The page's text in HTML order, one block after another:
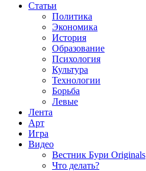
Статьи
Политика
Экономика
История
Образование
Психология
Культура
Технологии
Борьба
Левые
Лента
Арт
Игра
Видео
Вестник Бури Originals
Что делать?